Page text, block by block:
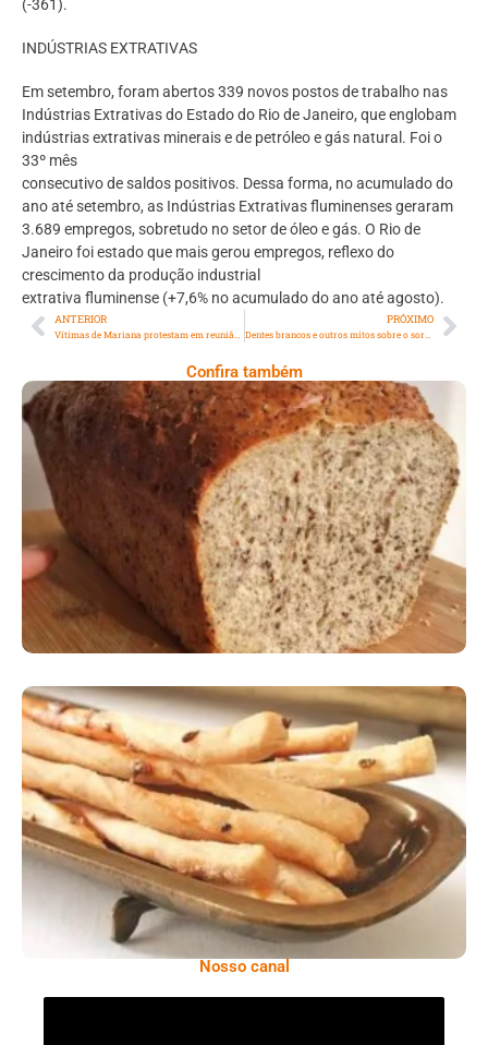
(-361).
INDÚSTRIAS EXTRATIVAS
Em setembro, foram abertos 339 novos postos de trabalho nas
Indústrias Extrativas do Estado do Rio de Janeiro, que englobam
indústrias extrativas minerais e de petróleo e gás natural. Foi o
33º mês
consecutivo de saldos positivos. Dessa forma, no acumulado do
ano até setembro, as Indústrias Extrativas fluminenses geraram
3.689 empregos, sobretudo no setor de óleo e gás. O Rio de
Janeiro foi estado que mais gerou empregos, reflexo do
crescimento da produção industrial
extrativa fluminense (+7,6% no acumulado do ano até agosto).
ANTERIOR PRÓXIMO
Dentes brancos e outros mitos sobre o sorriso que você precisa saber
Confira também
Comer Bem: Pão Low Carb
Comer Bem: Palitinhos De Cebola E Salsa
Nosso canal